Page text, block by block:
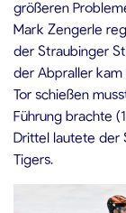
größeren
Mark Zengerle
der Straubinger
der Abpraller kam
Tor schießen
Führung brachte
Drittel lautete der
Tigers.